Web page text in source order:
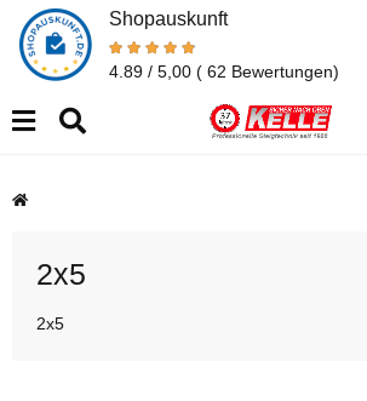
Shopauskunft
4.89 / 5,00 ( 62 Bewertungen)
2x5
2x5